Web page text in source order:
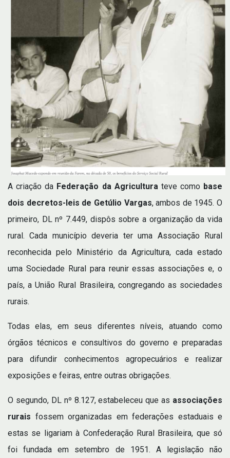
A criação da Federação da Agriculturateve como base
dois decretos-leis de Getúlio Vargas, ambos de 1945. O
primeiro, DL nº 7.449, dispôs sobre a organização da vida
rural. Cada município deveria ter uma Associação Rural
reconhecida pelo Ministério da Agricultura, cada estado
uma Sociedade Rural para reunir essas associações e, o
país, a União Rural Brasileira, congregando as sociedades
rurais.
Todas elas, em seus diferentes níveis, atuando como
órgãos técnicos e consultivos do governo e preparadas
para difundir conhecimentos agropecuários e realizar
exposições e feiras, entre outras obrigações.
O segundo, DL nº 8.127, estabeleceu que as associações
rurais fossem organizadas em federações estaduais e
estas se ligariam à Confederação Rural Brasileira, que só
foi fundada em setembro de 1951. A legislação não